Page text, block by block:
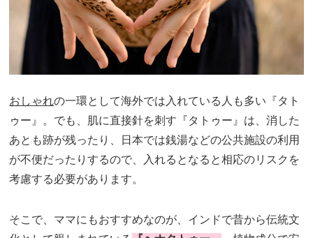
おしゃれの一環として海外では入れている人も多い『タト
ゥー』。でも、肌に直接針を刺す『タトゥー』は、消した
あとも跡が残ったり、日本では銭湯などの公共施設の利用
が不便だったりするので、入れるとなると相応のリスクを
考慮する必要があります。
そこで、ママにもおすすめなのが、インドで昔から伝統文